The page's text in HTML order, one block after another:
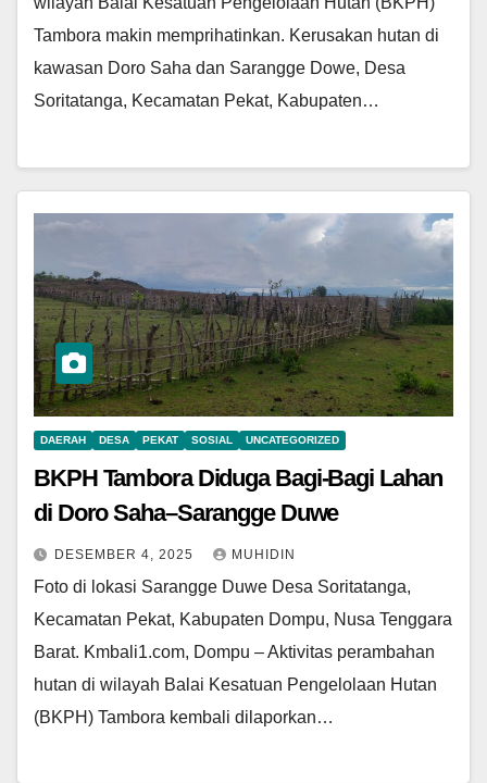
Tambora makin memprihatinkan. Kerusakan hutan di
kawasan Doro Saha dan Sarangge Dowe, Desa
Soritatanga, Kecamatan Pekat, Kabupaten…
DAERAH DESA PEKAT SOSIAL UNCATEGORIZED
BKPH Tambora Diduga Bagi-Bagi Lahan
di Doro Saha–Sarangge Duwe
DESEMBER 4, 2025 MUHIDIN
Foto di lokasi Sarangge Duwe Desa Soritatanga,
Kecamatan Pekat, Kabupaten Dompu, Nusa Tenggara
Barat. Kmbali1.com, Dompu – Aktivitas perambahan
hutan di wilayah Balai Kesatuan Pengelolaan Hutan
(BKPH) Tambora kembali dilaporkan…